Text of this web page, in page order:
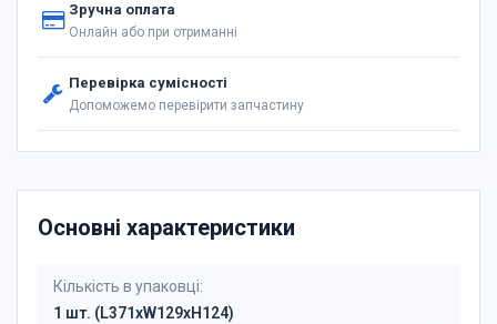
Зручна оплата
Онлайн або при отриманні
Перевірка сумісності
Допоможемо перевірити запчастину
Основні характеристики
Кількість в упаковці:
1 шт. (L371xW129xH124)